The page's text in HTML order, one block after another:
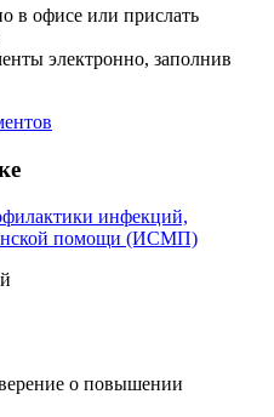
в офисе или прислать
электронно, заполнив
инфекций,
помощи (ИСМП)
о повышении